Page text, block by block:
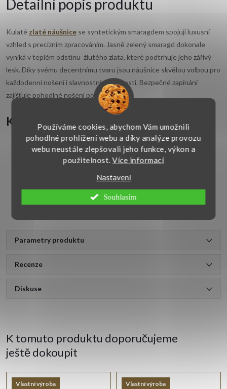
Používáme cookies, abychom Vám umožnili
pohodlné prohlížení webu a díky analýze provozu
webu neustále zlepšovali jeho funkce, výkon a
použitelnost.Více informací
Nastavení
Souhlasím
Detailní popis produktu
Kulaté zlaté náušnice se syntetickým smaragdem spojují luxusní
vzhled s precizním zpracováním. Jasně zelený smaragd dokonale
vyniká v teplém odstínu žlutého zlata, které podtrhuje jeho zářivý
lesk. Díky svému decentnímu tvaru jsou náušnice skvělou volbou pro
každodenní nošení i slavnostní příležitosti. Bezpečné zapínání
zajišťuje pohodlné nošení po celý den.
Klíčové vlastnosti:
Materiál:14kt. 585/1000 žluté zlato
Syntetický smaragd
Sytě zelená
Bezpečné patentové
Parametry produktu
Recenze
Diskuse
K tomuto produktu doporučujeme
ještě dokoupit
Vlastní výroba Vlastní výroba